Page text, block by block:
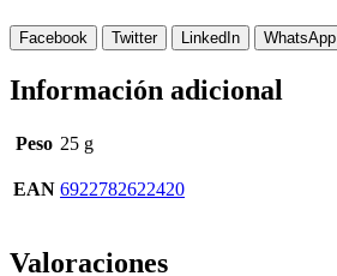
Facebook Twitter LinkedIn WhatsApp
Información adicional
Peso 25 g
EAN 6922782622420
Valoraciones